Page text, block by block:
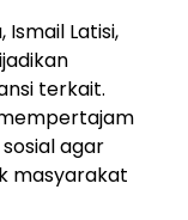
Ismail Latisi,
terkait.
agar
masyarakat